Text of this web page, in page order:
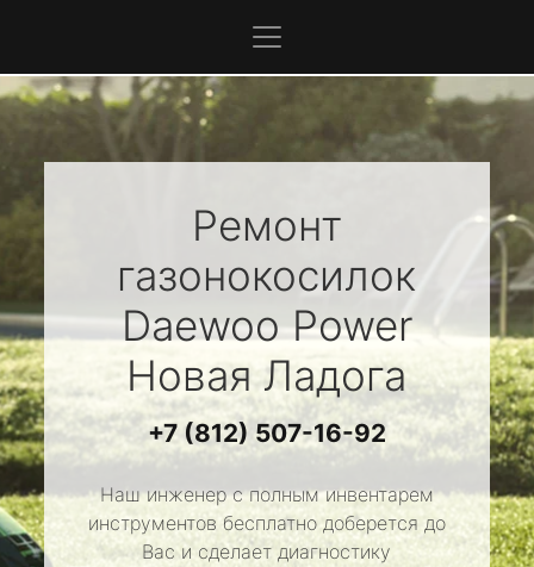
Ремонт
газонокосилок
Daewoo Power
Новая Ладога
+7 (812) 507-16-92
Наш инженер с полным инвентарем
инструментов бесплатно доберется до
Вас и сделает диагностику